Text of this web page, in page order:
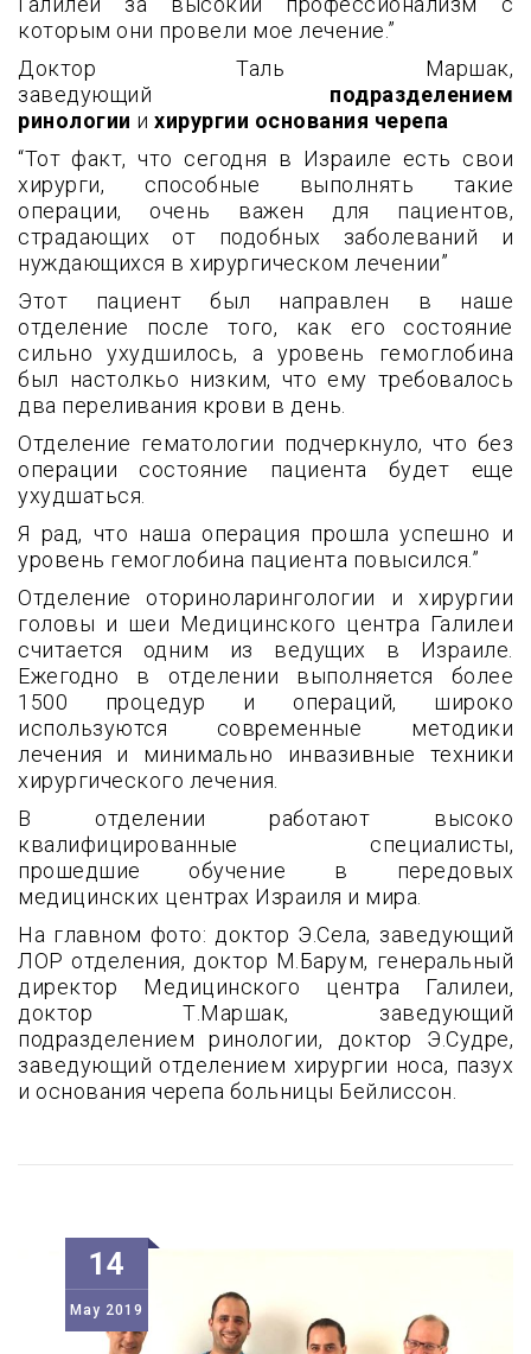
которым они провели мое лечение.”
Доктор Таль Маршак,
заведующий подразделением
ринологии и хирургии основания черепа
“Тот факт, что сегодня в Израиле есть свои
хирурги, способные выполнять такие
операции, очень важен для пациентов,
страдающих от подобных заболеваний и
нуждающихся в хирургическом лечении”
Этот пациент был направлен в наше
отделение после того, как его состояние
сильно ухудшилось, а уровень гемоглобина
был настолкьо низким, что ему требовалось
два переливания крови в день.
Отделение гематологии подчеркнуло, что без
операции состояние пациента будет еще
ухудшаться.
Я рад, что наша операция прошла успешно и
уровень гемоглобина пациента повысился.”
Отделение оториноларингологии и хирургии
головы и шеи Медицинского центра Галилеи
считается одним из ведущих в Израиле.
Ежегодно в отделении выполняется более
1500 процедур и операций, широко
используются современные методики
лечения и минимально инвазивные техники
хирургического лечения.
В отделении работают высоко
квалифицированные специалисты,
прошедшие обучение в передовых
медицинских центрах Израиля и мира.
На главном фото: доктор Э.Села, заведующий
ЛОР отделения, доктор М.Барум, генеральный
директор Медицинского центра Галилеи,
доктор Т.Маршак, заведующий
подразделением ринологии, доктор Э.Судре,
заведующий отделением хирургии носа, пазух
и основания черепа больницы Бейлиссон.
14
May 2019